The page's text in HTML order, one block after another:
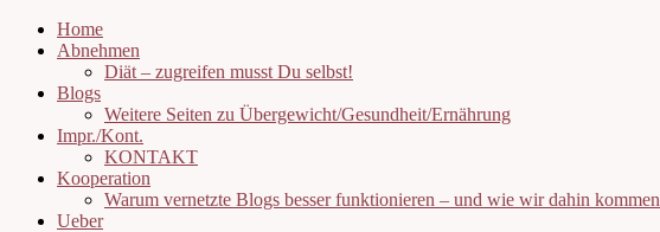
Home
Abnehmen
Diät – zugreifen musst Du selbst!
Blogs
Weitere Seiten zu Übergewicht/Gesundheit/Ernährung
Impr./Kont.
KONTAKT
Kooperation
Warum vernetzte Blogs besser funktionieren – und wie wir dahin kommen
Ueber